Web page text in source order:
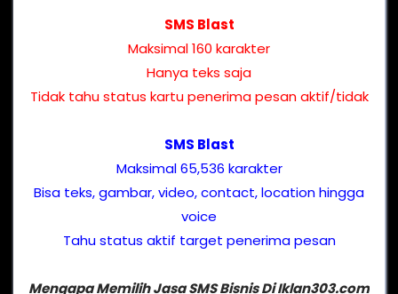
SMS Blast
Maksimal 160 karakter
Hanya teks saja
Tidak tahu status kartu penerima pesan aktif/tidak
SMS Blast
Maksimal 65,536 karakter
Bisa teks, gambar, video, contact, location hingga
voice
Tahu status aktif target penerima pesan
Mengapa Memilih Jasa SMS Bisnis Di Iklan303.com